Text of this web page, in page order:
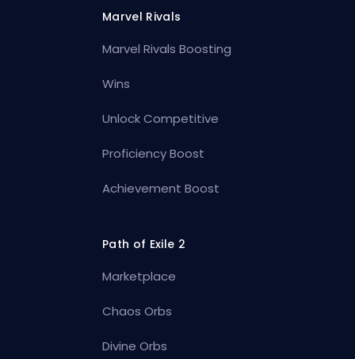
Marvel Rivals
Marvel Rivals Boosting
Wins
Unlock Competitive
Proficiency Boost
Achievement Boost
Path of Exile 2
Marketplace
Chaos Orbs
Divine Orbs